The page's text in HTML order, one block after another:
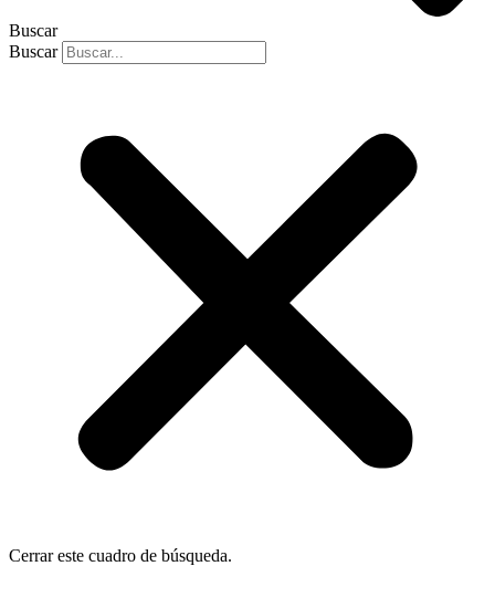
Buscar
Buscar
Cerrar este cuadro de búsqueda.